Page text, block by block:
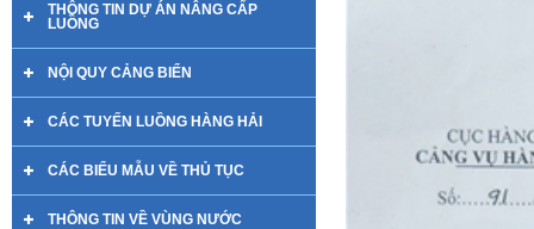
THÔNG TIN DỰ ÁN NÂNG CẤP
LUỒNG
NỘI QUY CẢNG BIỂN
CÁC TUYẾN LUỒNG HÀNG HẢI
CÁC BIỂU MẪU VỀ THỦ TỤC
THÔNG TIN VỀ VÙNG NƯỚC